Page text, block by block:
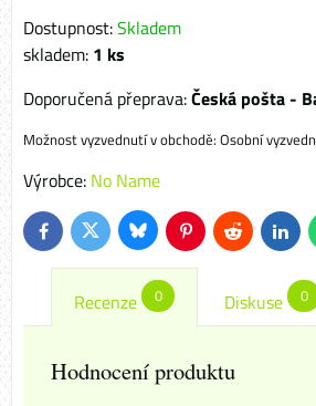
Dostupnost:Skladem
skladem: 1 ks
Česká pošta -
Osobní
Výrobce: No Name
FacebookTwitterBlueskyPinterestReddit
Recenze 0 Diskuse 0
Hodnocení produktu